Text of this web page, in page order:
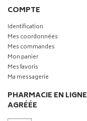
COMPTE
Identification
Mes coordonnées
Mes commandes
Mon panier
Mes favoris
Ma messagerie
PHARMACIE EN LIGNE
AGRÉÉE